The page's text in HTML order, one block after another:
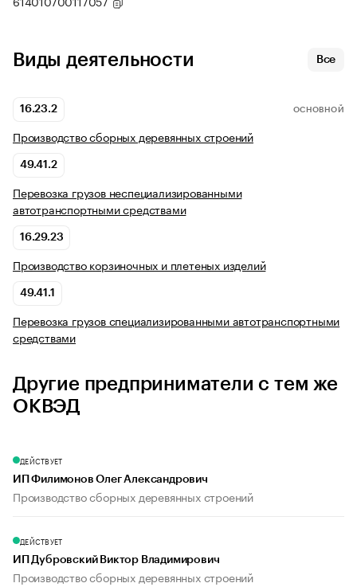
Виды деятельности Все
16.23.2 ОСНОВНОЙ
Производство сборных деревянных строений
49.41.2
Перевозка грузов неспециализированными
автотранспортными средствами
16.29.23
Производство корзиночных и плетеных изделий
49.41.1
Перевозка грузов специализированными автотранспортными
средствами
Другие предприниматели с тем же
ОКВЭД
ДЕЙСТВУЕТ
ИП Филимонов Олег Александрович
Производство сборных деревянных строений
ДЕЙСТВУЕТ
ИП Дубровский Виктор Владимирович
Производство сборных деревянных строений